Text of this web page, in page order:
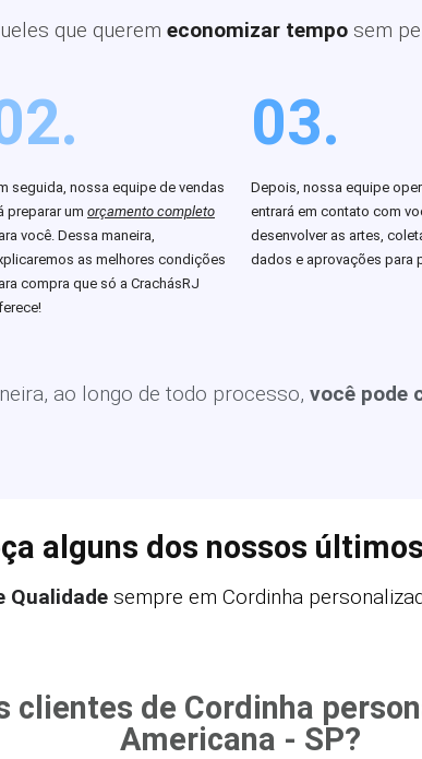
que querem economizar tempo sem
seguida, nossa equipe de vendas
preparar um orçamento completo
você. Dessa maneira,
as melhores condições
compra que só a CrachásRJ
03.
Depois, nossa equipe
entrará em contato com
desenvolver as artes,
dados e aprovações para
ao longo de todo processo, você pode
alguns dos nossos
Qualidade sempre em Cordinha
clientes de Cordinha
Americana - SP?